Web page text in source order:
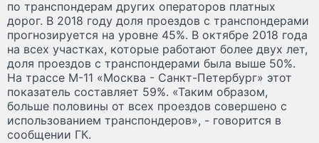
по транспондерам других операторов платных
дорог. В 2018 году доля проездов с транспондерами
прогнозируется на уровне 45%. В октябре 2018 года
на всех участках, которые работают более двух лет,
доля проездов с транспондерами была выше 50%.
На трассе М-11 «Москва - Санкт-Петербург» этот
показатель составляет 59%. «Таким образом,
больше половины от всех проездов совершено с
использованием транспондеров», - говорится в
сообщении ГК.